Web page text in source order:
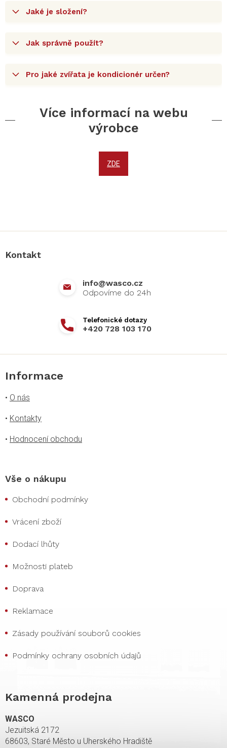
Jaké je složení?
Jak správně použít?
Pro jaké zvířata je kondicionér určen?
Více informací na webu
výrobce
ZDE
Kontakt
info@wasco.cz
+420 728 103 170
Informace
• O nás
• Kontakty
• Hodnocení obchodu
Vše o nákupu
Obchodní podmínky
Vrácení zboží
Dodací lhůty
Možnosti plateb
Doprava
Reklamace
Zásady používání souborů cookies
Podmínky ochrany osobních údajů
Kamenná prodejna
WASCO
Jezuitská 2172
68603, Staré Město u Uherského Hradiště